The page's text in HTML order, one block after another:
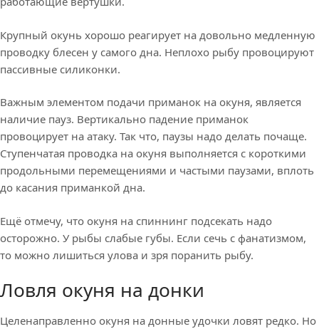
Крупный окунь хорошо реагирует на довольно медленную
проводку блесен у самого дна. Неплохо рыбу провоцируют
пассивные силиконки.
Важным элементом подачи приманок на окуня, является
наличие пауз. Вертикально падение приманок
провоцирует на атаку. Так что, паузы надо делать почаще.
Ступенчатая проводка на окуня выполняется с короткими
продольными перемещениями и частыми паузами, вплоть
до касания приманкой дна.
Ещё отмечу, что окуня на спиннинг подсекать надо
осторожно. У рыбы слабые губы. Если сечь с фанатизмом,
то можно лишиться улова и зря поранить рыбу.
Ловля окуня на донки
Целенаправленно окуня на донные удочки ловят редко. Но